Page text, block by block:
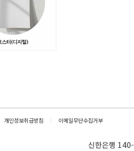
개인정보취급방침 이메일무단수집거부
신한은행